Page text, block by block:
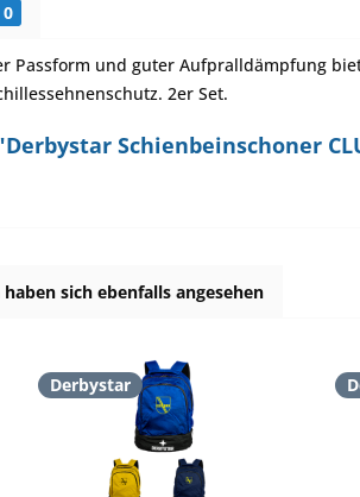
0
Passform und guter Aufpralldämpfung
2er Set.
Schienbeinschoner
haben sich ebenfalls angesehen
Derbystar